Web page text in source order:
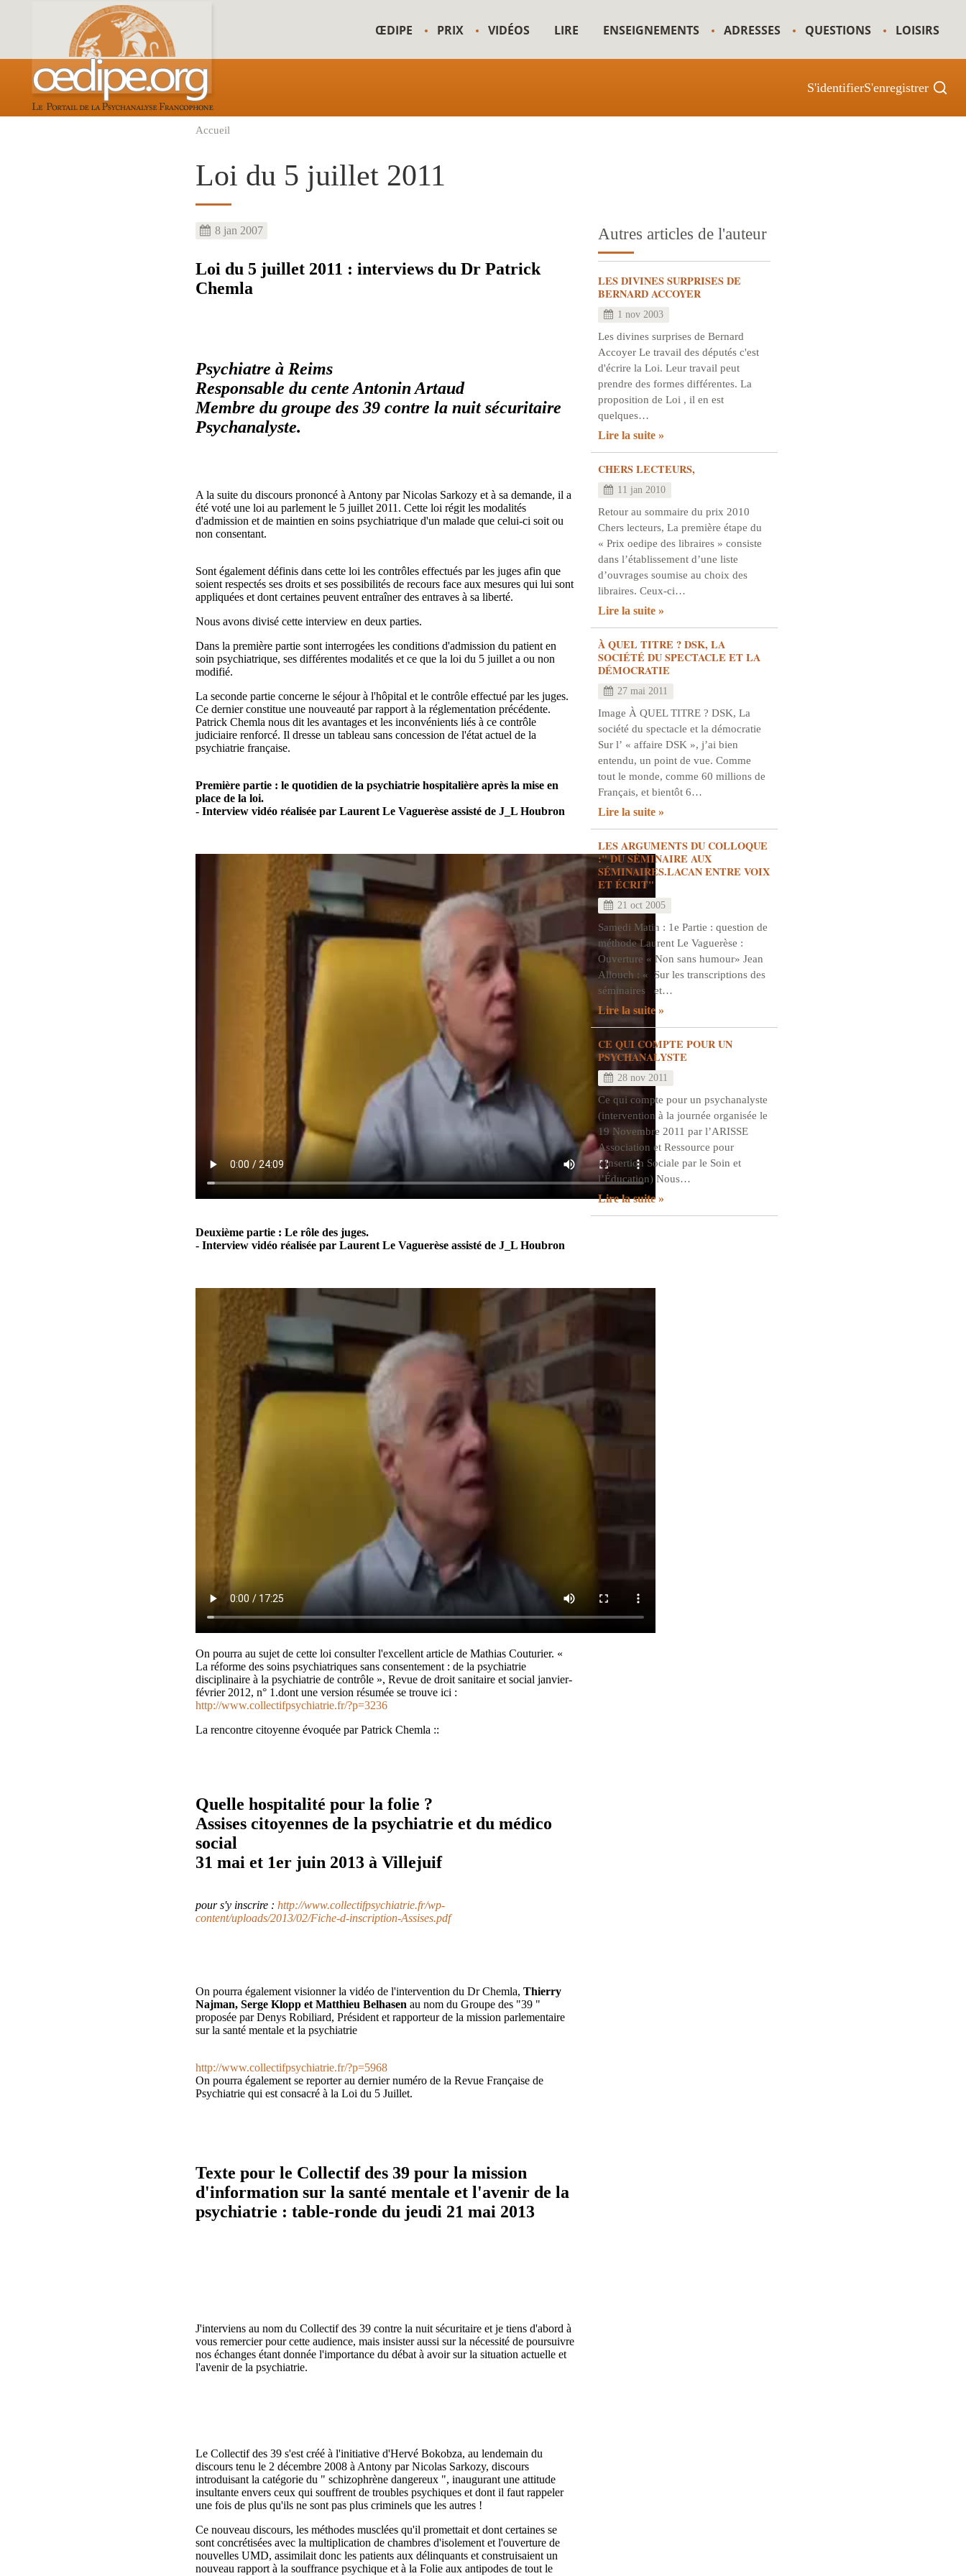
ŒDIPE PRIX VIDÉOS LIRE ENSEIGNEMENTS ADRESSES QUESTIONS LOISIRS
S'identifierS'enregistrer
d'Ariane
Accueil
Loi du 5 juillet 2011
8 jan 2007
Loi du 5 juillet 2011 : interviews du Dr Patrick
Chemla
Psychiatre à Reims
Responsable du cente Antonin Artaud
Membre du groupe des 39 contre la nuit sécuritaire
Psychanalyste.
A la suite du discours prononcé à Antony par Nicolas Sarkozy et à sa demande, il a
été voté une loi au parlement le 5 juillet 2011. Cette loi régit les modalités
d'admission et de maintien en soins psychiatrique d'un malade que celui-ci soit ou
non consentant.
Sont également définis dans cette loi les contrôles effectués par les juges afin que
soient respectés ses droits et ses possibilités de recours face aux mesures qui lui sont
appliquées et dont certaines peuvent entraîner des entraves à sa liberté.
Nous avons divisé cette interview en deux parties.
Dans la première partie sont interrogées les conditions d'admission du patient en
soin psychiatrique, ses différentes modalités et ce que la loi du 5 juillet a ou non
modifié.
La seconde partie concerne le séjour à l'hôpital et le contrôle effectué par les juges.
Ce dernier constitue une nouveauté par rapport à la réglementation précédente.
Patrick Chemla nous dit les avantages et les inconvénients liés à ce contrôle
judiciaire renforcé. Il dresse un tableau sans concession de l'état actuel de la
psychiatrie française.
Première partie : le quotidien de la psychiatrie hospitalière après la mise en
place de la loi.
- Interview vidéo réalisée par Laurent Le Vaguerèse assisté de J_L Houbron
Deuxième partie : Le rôle des juges.
- Interview vidéo réalisée par Laurent Le Vaguerèse assisté de J_L Houbron
On pourra au sujet de cette loi consulter l'excellent article de Mathias Couturier. «
La réforme des soins psychiatriques sans consentement : de la psychiatrie
disciplinaire à la psychiatrie de contrôle », Revue de droit sanitaire et social janvier-
février 2012, n° 1.dont une version résumée se trouve ici :
http://www.collectifpsychiatrie.fr/?p=3236
La rencontre citoyenne évoquée par Patrick Chemla ::
Quelle hospitalité pour la folie ?
Assises citoyennes de la psychiatrie et du médico
social
31 mai et 1er juin 2013 à Villejuif
pour s'y inscrire : http://www.collectifpsychiatrie.fr/wp-
content/uploads/2013/02/Fiche-d-inscription-Assises.pdf
On pourra également visionner la vidéo de l'intervention du Dr Chemla, Thierry
Najman, Serge Klopp et Matthieu Belhasen au nom du Groupe des "39 "
proposée par Denys Robiliard, Président et rapporteur de la mission parlementaire
sur la santé mentale et la psychiatrie
http://www.collectifpsychiatrie.fr/?p=5968
On pourra également se reporter au dernier numéro de la Revue Française de
Psychiatrie qui est consacré à la Loi du 5 Juillet.
Texte pour le Collectif des 39 pour la mission
d'information sur la santé mentale et l'avenir de la
psychiatrie : table-ronde du jeudi 21 mai 2013
J'interviens au nom du Collectif des 39 contre la nuit sécuritaire et je tiens d'abord à
vous remercier pour cette audience, mais insister aussi sur la nécessité de poursuivre
nos échanges étant donnée l'importance du débat à avoir sur la situation actuelle et
l'avenir de la psychiatrie.
Le Collectif des 39 s'est créé à l'initiative d'Hervé Bokobza, au lendemain du
discours tenu le 2 décembre 2008 à Antony par Nicolas Sarkozy, discours
introduisant la catégorie du " schizophrène dangereux ", inaugurant une attitude
insultante envers ceux qui souffrent de troubles psychiques et dont il faut rappeler
une fois de plus qu'ils ne sont pas plus criminels que les autres !
Ce nouveau discours, les méthodes musclées qu'il promettait et dont certaines se
sont concrétisées avec la multiplication de chambres d'isolement et l'ouverture de
nouvelles UMD, assimilait donc les patients aux délinquants et construisaient un
nouveau rapport à la souffrance psychique et à la Folie aux antipodes de tout le
Autres articles de l'auteur
LES DIVINES SURPRISES DE
BERNARD ACCOYER
1 nov 2003
Les divines surprises de Bernard
Accoyer Le travail des députés c'est
d'écrire la Loi. Leur travail peut
prendre des formes différentes. La
proposition de Loi , il en est
quelques…
Lire la suite
CHERS LECTEURS,
11 jan 2010
Retour au sommaire du prix 2010
Chers lecteurs, La première étape du
« Prix oedipe des libraires » consiste
dans l’établissement d’une liste
d’ouvrages soumise au choix des
libraires. Ceux-ci…
Lire la suite
À QUEL TITRE ? DSK, LA
SOCIÉTÉ DU SPECTACLE ET LA
DÉMOCRATIE
27 mai 2011
Image À QUEL TITRE ? DSK, La
société du spectacle et la démocratie
Sur l’ « affaire DSK », j’ai bien
entendu, un point de vue. Comme
tout le monde, comme 60 millions de
Français, et bientôt 6…
Lire la suite
LES ARGUMENTS DU COLLOQUE
:" DU SÉMINAIRE AUX
SÉMINAIRES.LACAN ENTRE VOIX
ET ÉCRIT"
21 oct 2005
Samedi Matin : 1e Partie : question de
méthode Laurent Le Vaguerèse :
Ouverture « Non sans humour» Jean
Allouch : « Sur les transcriptions des
séminaires et…
Lire la suite
CE QUI COMPTE POUR UN
PSYCHANALYSTE
28 nov 2011
Ce qui compte pour un psychanalyste
(intervention à la journée organisée le
19 Novembre 2011 par l’ARISSE
Association et Ressource pour
l’Insertion Sociale par le Soin et
l’Éducation) Nous…
Lire la suite